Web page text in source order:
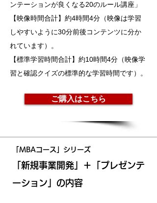
ンテーションが良くなる20のルール講座」
【映像時間合計】約4時間4分（映像は学習
しやすいように30分前後コンテンツに分か
れています）。
【標準学習時間合計】約10時間4分（映像学
習と確認クイズの標準的な学習時間です）。
ご購入はこちら
「MBAコース」シリーズ
「新規事業開発」＋「プレゼンテ
ーション 」の内容